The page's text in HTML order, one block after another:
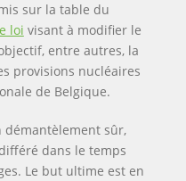
sur la table du
loi visant à modifier le
entre autres, la
provisions nucléaires
de Belgique.
démantèlement sûr,
dans le temps
Le but ultime est en